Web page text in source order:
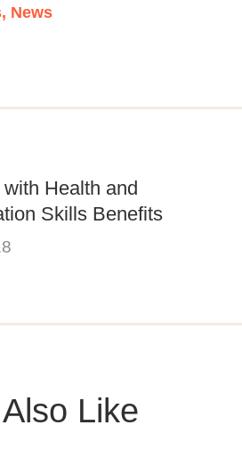
, News
Health and
Skills Benefits
Like